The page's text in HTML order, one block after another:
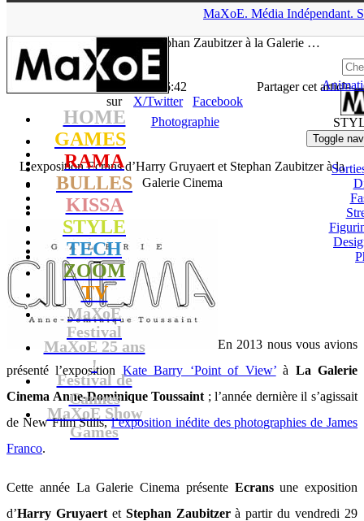
MaXoE. Média Indépendant.
HOME
GAMES
RAMA
BULLES
KISSA
STYLE
TECH
ZOOM
TV
MaXoE
Festival
MaXoE 25 ans
!
Festival de
Cannes
MaXoE Show
Games
Toggle
d’Harry Gruyaert et Stephan Zaubitzer à la Galerie …
- 16.04.15, 16:42
Partager cet article
sur
X/Twitter
Facebook
Photographie
L’exposition Ecrans d’Harry Gruyaert et Stephan Zaubitzer à la
Galerie Cinema
En 2013 nous vous avions
présenté l’exposition Kate Barry ‘Point of View’à La Galerie
Cinema Anne-Dominique Toussaint ; l’année dernière il s’agissait
de New Film Stills,l’exposition inédite des photographies de James
Franco.
Cette année La Galerie Cinema présente Ecransune exposition
d’Harry Gruyaertet Stephan Zaubitzerà partir du vendredi 29